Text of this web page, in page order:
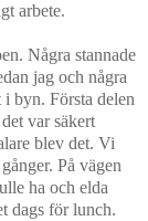
arbete.
Några stannade
jag och några
byn. Första delen
var säkert
blev det. Vi
På vägen
ha och elda
dags för lunch.